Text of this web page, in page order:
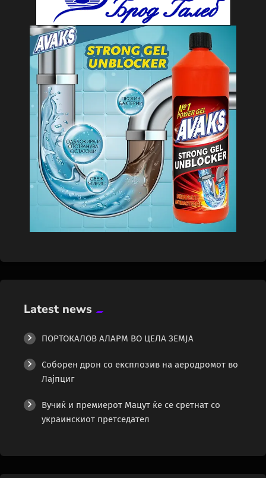
Latest news
ПОРТОКАЛОВ АЛАРМ ВО ЦЕЛА ЗЕМЈА
Соборен дрон со експлозив на аеродромот во
Лајпциг
Вучиќ и премиерот Мацут ќе се сретнат со
украинскиот претседател